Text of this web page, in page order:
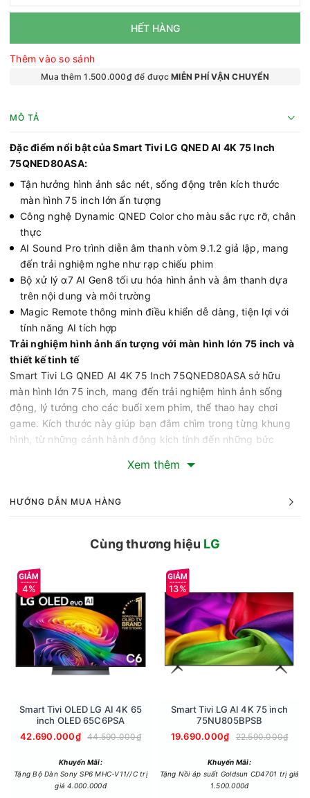
HẾT HÀNG
Thêm vào so sánh
Mua thêm 1.500.000₫ để đượcMIỄN PHÍ VẬN CHUYỂN
MÔ TẢ
Đặc điểm nổi bật của Smart Tivi LG QNED AI 4K 75 Inch
75QNED80ASA:
Tận hưởng hình ảnh sắc nét, sống động trên kích thước
màn hình 75 inch lớn ấn tượng
Công nghệ Dynamic QNED Color cho màu sắc rực rỡ, chân
thực
AI Sound Pro trình diễn âm thanh vòm 9.1.2 giả lập, mang
đến trải nghiệm nghe như rạp chiếu phim
Bộ xử lý α7 AI Gen8 tối ưu hóa hình ảnh và âm thanh dựa
trên nội dung và môi trường
Magic Remote thông minh điều khiển dễ dàng, tiện lợi với
tính năng AI tích hợp
Trải nghiệm hình ảnh ấn tượng với màn hình lớn 75 inch và
thiết kế tinh tế
Smart Tivi LG QNED AI 4K 75 Inch 75QNED80ASA sở hữu
màn hình lớn 75 inch, mang đến trải nghiệm hình ảnh sống
động, lý tưởng cho các buổi xem phim, thể thao hay chơi
game. Kích thước này giúp bạn đắm chìm trong từng khung
hình, từ những cảnh hành động kịch tính đến những bức
Chân đế được chế tác vỏ nhựa lõi kim loại chắc chắn giúp
Với khả năng xử lý ánh sáng tốt, tivi này giảm thiểu hiện
tượng chói sáng, mang lại góc nhìn rộng, phù hợp khi xem
Hiệu năng vượt trội nhờ bộ xử lý α7 AI 4K Gen8 hiện đại
Bộ xử lý α7 AI 4K Gen8 được LG trang bị cho tivi QNED AI 4K
Xem thêm
HƯỚNG DẪN MUA HÀNG
Cùng thương hiệu LG
4%
Smart Tivi OLED LG AI 4K 65
inch OLED 65C6PSA
42.690.000₫
44.590.000₫
Khuyến Mãi:
Tặng Bộ Dàn Sony SP6 MHC-V11//C trị
giá 4.000.000đ
13%
Smart Tivi LG AI 4K 75 inch
75NU805BPSB
19.690.000₫
22.590.000₫
Khuyến Mãi:
Tặng Nồi áp suất Goldsun CD4701 trị giá
1.500.000đ